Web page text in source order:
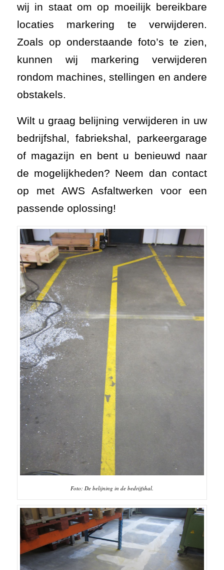
wij in staat om op moeilijk bereikbare
locaties markering te verwijderen.
Zoals op onderstaande foto’s te zien,
kunnen wij markering verwijderen
rondom machines, stellingen en andere
obstakels.
Wilt u graag belijning verwijderen in uw
bedrijfshal, fabriekshal, parkeergarage
of magazijn en bent u benieuwd naar
de mogelijkheden? Neem dan contact
op met AWS Asfaltwerken voor een
passende oplossing!
Foto: De belijning in de bedrijfshal.